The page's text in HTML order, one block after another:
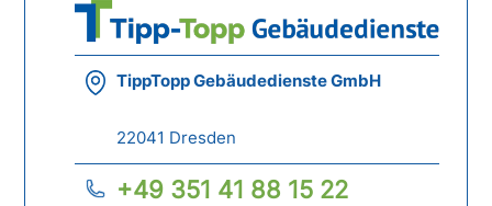
TippTopp Gebäudedienste GmbH
22041 Dresden
+49 351 41 88 15 22